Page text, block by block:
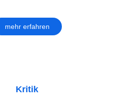
mehr erfahren
Kritik